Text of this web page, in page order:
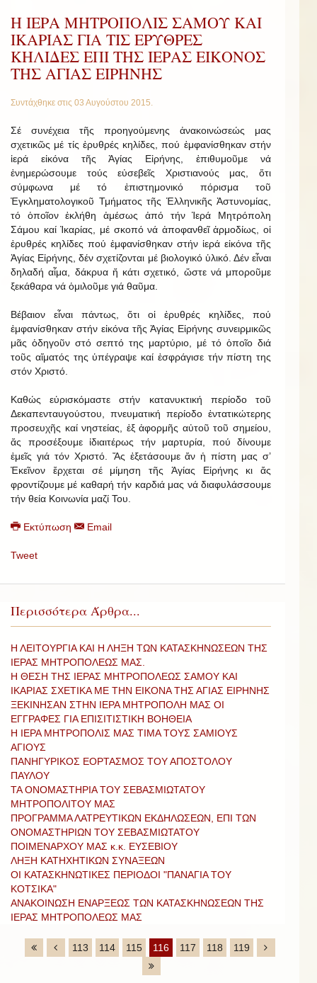
Η ΙΕΡΑ ΜΗΤΡΟΠΟΛΙΣ ΣΑΜΟΥ ΚΑΙ
ΙΚΑΡΙΑΣ ΓΙΑ ΤΙΣ ΕΡΥΘΡΕΣ
ΚΗΛΙΔΕΣ ΕΠΙ ΤΗΣ ΙΕΡΑΣ ΕΙΚΟΝΟΣ
ΤΗΣ ΑΓΙΑΣ ΕΙΡΗΝΗΣ
Συντάχθηκε στις 03 Αυγούστου 2015.
Σέ συνέχεια τῆς προηγούμενης ἀνακοινώσεώς μας
σχετικῶς μέ τίς ἐρυθρές κηλίδες, πού ἐμφανίσθηκαν στήν
ἱερά εἰκόνα τῆς Ἁγίας Εἰρήνης, ἐπιθυμοῦμε νά
ἐνημερώσουμε τούς εὐσεβεῖς Χριστιανούς μας, ὅτι
σύμφωνα μέ τό ἐπιστημονικό πόρισμα τοῦ
Ἐγκληματολογικοῦ Τμήματος τῆς Ἑλληνικῆς Ἀστυνομίας,
τό ὁποῖον ἐκλήθη ἀμέσως ἀπό τήν Ἱερά Μητρόπολη
Σάμου καί Ἰκαρίας, μέ σκοπό νά ἀποφανθεῖ ἁρμοδίως, οἱ
ἐρυθρές κηλίδες πού ἐμφανίσθηκαν στήν ἱερά εἰκόνα τῆς
Ἁγίας Εἰρήνης, δέν σχετίζονται μέ βιολογικό ὑλικό. Δέν εἶναι
δηλαδή αἷμα, δάκρυα ἤ κάτι σχετικό, ὥστε νά μποροῦμε
ξεκάθαρα νά ὁμιλοῦμε γιά θαῦμα.
Βέβαιον εἶναι πάντως, ὅτι οἱ ἐρυθρές κηλίδες, πού
ἐμφανίσθηκαν στήν εἰκόνα τῆς Ἁγίας Εἰρήνης συνειρμικῶς
μᾶς ὁδηγοῦν στό σεπτό της μαρτύριο, μέ τό ὁποῖο διά
τοῦς αἵματός της ὑπέγραψε καί ἐσφράγισε τήν πίστη της
στόν Χριστό.
Καθώς εὑρισκόμαστε στήν κατανυκτική περίοδο τοῦ
Δεκαπενταυγούστου, πνευματική περίοδο ἐντατικώτερης
προσευχῆς καί νηστείας, ἐξ ἀφορμῆς αὐτοῦ τοῦ σημείου,
ἄς προσέξουμε ἰδιαιτέρως τήν μαρτυρία, πού δίνουμε
ἐμεῖς γιά τόν Χριστό. Ἄς ἐξετάσουμε ἄν ἡ πίστη μας σ’
Ἐκεῖνον ἔρχεται σέ μίμηση τῆς Ἁγίας Εἰρήνης κι ἄς
φροντίζουμε μέ καθαρή τήν καρδιά μας νά διαφυλάσσουμε
τήν θεία Κοινωνία μαζί Του.
Εκτύπωση Email
Tweet
Περισσότερα Άρθρα...
Η ΛΕΙΤΟΥΡΓΙΑ ΚΑΙ Η ΛΗΞΗ ΤΩΝ ΚΑΤΑΣΚΗΝΩΣΕΩΝ ΤΗΣ
ΙΕΡΑΣ ΜΗΤΡΟΠΟΛΕΩΣ ΜΑΣ.
Η ΘΕΣΗ ΤΗΣ ΙΕΡΑΣ ΜΗΤΡΟΠΟΛΕΩΣ ΣΑΜΟΥ ΚΑΙ
ΙΚΑΡΙΑΣ ΣΧΕΤΙΚΑ ΜΕ ΤΗΝ ΕΙΚΟΝΑ ΤΗΣ ΑΓΙΑΣ ΕΙΡΗΝΗΣ
ΞΕΚΙΝΗΣΑΝ ΣΤΗΝ ΙΕΡΑ ΜΗΤΡΟΠΟΛΗ ΜΑΣ ΟΙ
ΕΓΓΡΑΦΕΣ ΓΙΑ ΕΠΙΣΙΤΙΣΤΙΚΗ ΒΟΗΘΕΙΑ
Η ΙΕΡΑ ΜΗΤΡΟΠΟΛΙΣ ΜΑΣ ΤΙΜΑ ΤΟΥΣ ΣΑΜΙΟΥΣ
ΑΓΙΟΥΣ
ΠΑΝΗΓΥΡΙΚΟΣ ΕΟΡΤΑΣΜΟΣ ΤΟΥ ΑΠΟΣΤΟΛΟΥ
ΠΑΥΛΟΥ
ΤΑ ΟΝΟΜΑΣΤΗΡΙΑ ΤΟΥ ΣΕΒΑΣΜΙΩΤΑΤΟΥ
ΜΗΤΡΟΠΟΛΙΤΟΥ ΜΑΣ
ΠΡOΓΡΑΜΜΑ ΛΑΤΡΕΥΤΙΚΩΝ ΕΚΔΗΛΩΣΕΩΝ, ΕΠΙ ΤΩΝ
ΟΝΟΜΑΣΤΗΡΙΩΝ ΤΟΥ ΣΕΒΑΣΜΙΩΤΑΤΟΥ
ΠΟΙΜΕΝΑΡΧΟΥ ΜΑΣ κ.κ. ΕΥΣΕΒΙΟΥ
ΛΗΞΗ ΚΑΤΗΧΗΤΙΚΩΝ ΣΥΝΑΞΕΩΝ
ΟΙ ΚΑΤΑΣΚΗΝΩΤΙΚΕΣ ΠΕΡΙΟΔΟΙ "ΠΑΝΑΓΙΑ ΤΟΥ
ΚΟΤΣΙΚΑ"
ΑΝΑΚΟΙΝΩΣΗ ΕΝΑΡΞΕΩΣ ΤΩΝ ΚΑΤΑΣΚΗΝΩΣΕΩΝ ΤΗΣ
ΙΕΡΑΣ ΜΗΤΡΟΠΟΛΕΩΣ ΜΑΣ
113 114 115 116 117 118 119